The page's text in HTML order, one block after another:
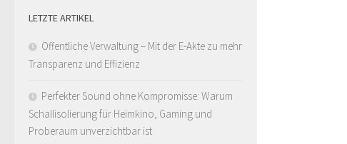
LETZTE ARTIKEL
Öffentliche Verwaltung – Mit der E-Akte zu mehr
Transparenz und Effizienz
Perfekter Sound ohne Kompromisse: Warum
Schallisolierung für Heimkino, Gaming und
Proberaum unverzichtbar ist